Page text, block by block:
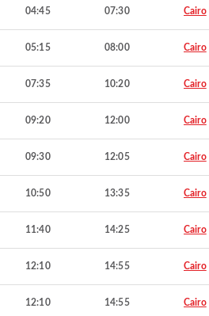
04:45 07:30 Cairo
05:15 08:00 Cairo
07:35 10:20 Cairo
09:20 12:00 Cairo
09:30 12:05 Cairo
10:50 13:35 Cairo
11:40 14:25 Cairo
12:10 14:55 Cairo
12:10 14:55 Cairo